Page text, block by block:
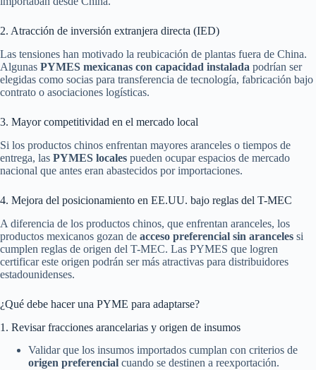
2. Atracción de inversión extranjera directa (IED)
Las tensiones han motivado la reubicación de plantas fuera de China.
Algunas PYMES mexicanas con capacidad instalada podrían ser
elegidas como socias para transferencia de tecnología, fabricación bajo
contrato o asociaciones logísticas.
3. Mayor competitividad en el mercado local
Si los productos chinos enfrentan mayores aranceles o tiempos de
entrega, las PYMES locales pueden ocupar espacios de mercado
nacional que antes eran abastecidos por importaciones.
4. Mejora del posicionamiento en EE.UU. bajo reglas del T-MEC
A diferencia de los productos chinos, que enfrentan aranceles, los
productos mexicanos gozan de acceso preferencial sin aranceles si
cumplen reglas de origen del T-MEC. Las PYMES que logren
certificar este origen podrán ser más atractivas para distribuidores
estadounidenses.
¿Qué debe hacer una PYME para adaptarse?
1. Revisar fracciones arancelarias y origen de insumos
Validar que los insumos importados cumplan con criterios de
origen preferencial cuando se destinen a reexportación.